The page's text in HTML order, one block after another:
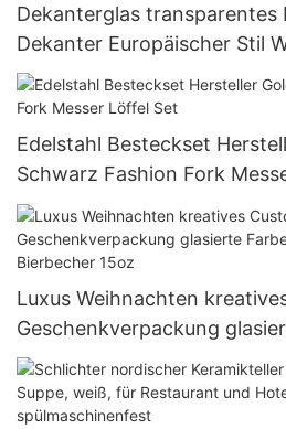
Dekanterglas transparentes
Dekanter Europäischer Stil
Distributor kreatives Design
Edelstahl Besteckset
Schwarz Fashion Fork
Luxus Weihnachten
Geschenkverpackung
Wechselnder blauer